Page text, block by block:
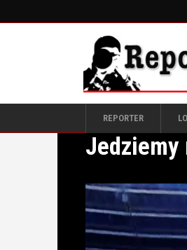
REPORTER
Jedziemy